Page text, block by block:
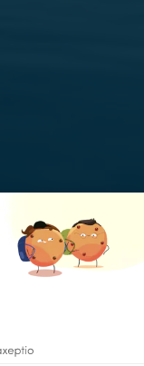
ligne
Eysseric